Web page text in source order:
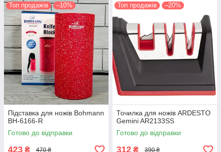
Топ продажів –10%
Підставка для ножів Bohmann
BH-6166-R
Готово до відправки
423 ₴ 470 ₴
Топ продажів –20%
Точилка для ножів ARDESTO
Gemini AR2133SS
Готово до відправки
312 ₴ 390 ₴